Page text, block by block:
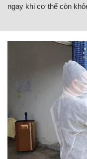
ngay khi cơ thể còn